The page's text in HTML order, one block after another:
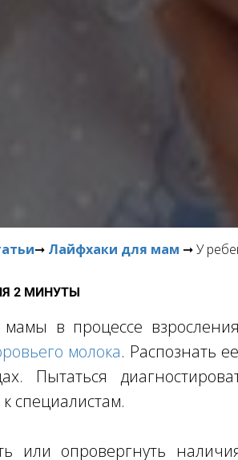
➞ Лайфхаки для мам ➞ У
2 МИНУТЫ
мамы в процессе
молока. Распознать
Пытаться
специалистам.
или опровергнуть